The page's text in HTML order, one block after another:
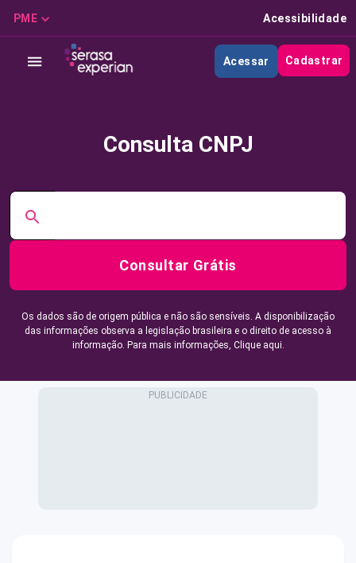
PME Acessibilidade
Acessar Cadastrar
Consulta CNPJ
Consultar Grátis
Os dados são de origem pública e não são sensíveis. A disponibilização
das informações observa a legislação brasileira e o direito de acesso à
informação. Para mais informações, Clique aqui.